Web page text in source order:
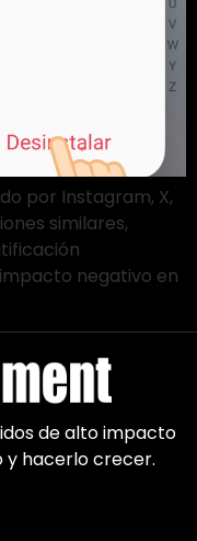
por Instagram, X,
similares,
negativo en
de alto impacto
hacerlo crecer.